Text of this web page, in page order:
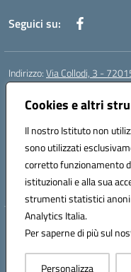
Cookies e altri
Il nostro Istituto non
sono utilizzati
corretto funzionamento
istituzionali e alla sua
strumenti statistici
Analytics Italia.
Per saperne di più sul
Personalizza
Seguici su:
Indirizzo:Via Collodi, 3 -
Centralino:
Posta elettronica certificata
Codice fiscale: 90059320748
Codice meccanografico:
Codice Indice delle
Codice unico di fatturazione
Hosting &
Concept &